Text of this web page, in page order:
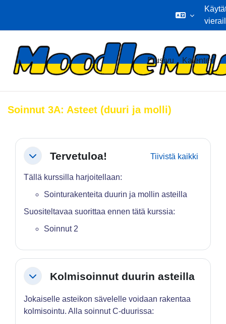
Etusivu Kalenteri
Soinnut 3A: Asteet (duuri ja molli)
Osion ääriviiva
Tiivistä Tervetuloa! Tiivistä kaikki
Tällä kurssilla harjoitellaan:
Sointurakenteita duurin ja mollin asteilla
Suositeltavaa suorittaa ennen tätä kurssia:
Soinnut 2
TiivistäKolmisoinnut duurin asteilla
Jokaiselle asteikon sävelelle voidaan rakentaa
kolmisointu. Alla soinnut C-duurissa: